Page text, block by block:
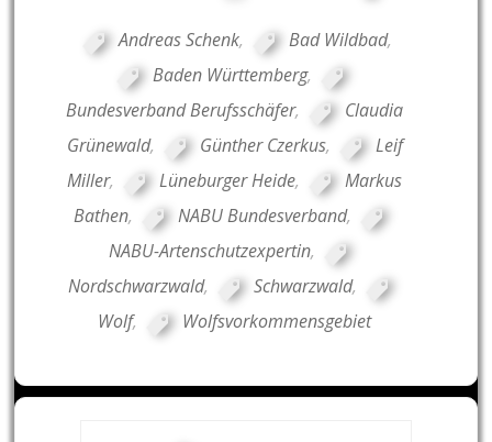
Andreas Schenk, Bad Wildbad,
Baden Württemberg,
Bundesverband Berufsschäfer,
Claudia
Grünewald, Günther Czerkus,
Leif
Miller, Lüneburger Heide,
Markus
Bathen, NABU Bundesverband,
NABU-Artenschutzexpertin,
Nordschwarzwald, Schwarzwald,
Wolf, Wolfsvorkommensgebiet